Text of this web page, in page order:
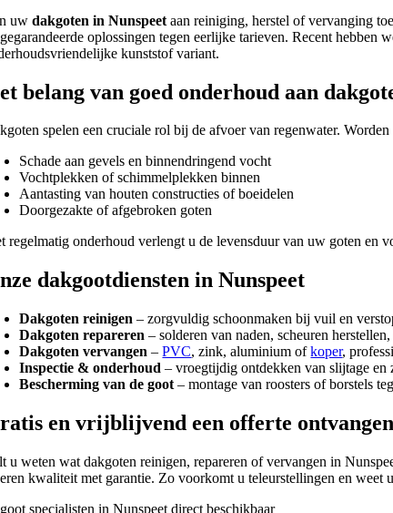
uwdakgoten in Nunspeet aan reiniging, herstel of vervanging
oplossingen tegen eerlijke tarieven. Recent
kunststof variant.
belang van goed onderhoud aan
spelen een cruciale rol bij de afvoer van regenwater.
Schade aan gevels en binnendringend vocht
Vochtplekken of schimmelplekken binnen
Aantasting van houten constructies of boeidelen
Doorgezakte of afgebroken goten
regelmatig onderhoud verlengt u de levensduur van uw goten en
dakgootdiensten in Nunspeet
Dakgoten reinigen – zorgvuldig schoonmaken bij vuil en
Dakgoten repareren – solderen van naden, scheuren
Dakgoten vervangen –PVC, zink, aluminium ofkoper,
Inspectie & onderhoud – vroegtijdig ontdekken van slijtage en
Bescherming van de goot – montage van roosters of borstels
en vrijblijvend een offerte ontvangen
u weten wat dakgoten reinigen, repareren of vervangen in
kwaliteit met garantie. Zo voorkomt u teleurstellingen en